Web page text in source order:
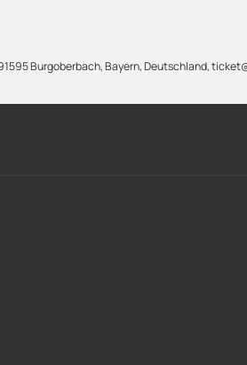
Burgoberbach, Bayern, Deutschland,